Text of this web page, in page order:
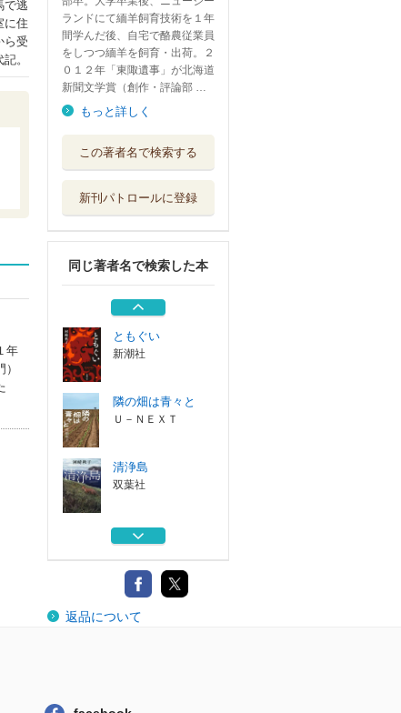
で逃
に住
ら受
。
年
ランドにて緬羊飼育技術を１年
間学んだ後、自宅で酪農従業員
をしつつ緬羊を飼育・出荷。２
０１２年「東陬遺事」が北海道
新聞文学賞（創作・評論部 …
もっと詳しく
この著者名で検索する
新刊パトロールに登録
同じ著者名で検索した本
双葉社
夜明けのハントレ
文藝春秋
介護者Ｄ
朝日新聞出版
ともぐい
新潮社
隣の畑は青々と
Ｕ－ＮＥＸＴ
清浄島
双葉社
夜明けのハントレ
文藝春秋
介護者Ｄ
朝日新聞出版
返品について